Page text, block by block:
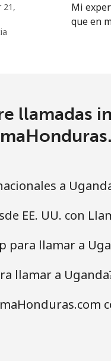
21,
Mi
que en
llamadas
a
EE. UU. con
para llamar a
llamar a